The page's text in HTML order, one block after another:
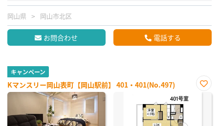
岡山県 岡山市北区
お問合わせ 電話する
キャンペーン
Kマンスリー岡山表町【岡山駅前】 401・401(No.497)
お気